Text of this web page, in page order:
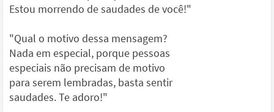
Estou morrendo de saudades de você!"
"Qual o motivo dessa mensagem?
Nada em especial, porque pessoas
especiais não precisam de motivo
para serem lembradas, basta sentir
saudades. Te adoro!"